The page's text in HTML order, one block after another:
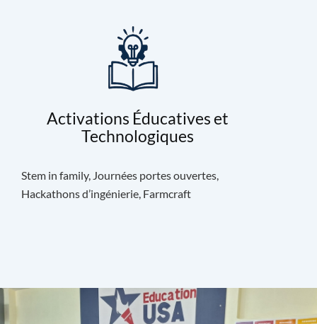
Activations Éducatives et
Technologiques
Stem in family, Journées portes ouvertes,
Hackathons d’ingénierie, Farmcraft